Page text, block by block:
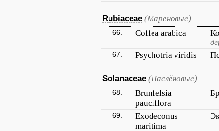
Rubiaceae (Мареновые)
66. Coffea arabica
67. Psychotria viridis
Solanaceae (Паслёновые)
68.
Brunfelsia
pauciflora
69.
Exodeconus
maritima